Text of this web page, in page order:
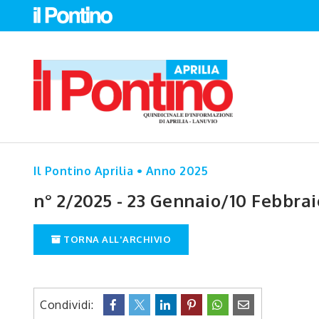
Il Pontino Aprilia • Anno 2025
n° 2/2025 - 23 Gennaio/10
TORNA ALL'ARCHIVIO
Condividi: